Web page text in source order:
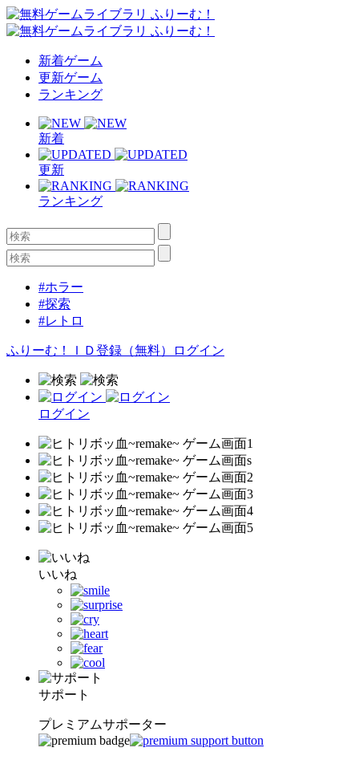
新着ゲーム
更新ゲーム
ランキング
新着
更新
ランキング
#ホラー
#探索
#レトロ
ふりーむ！ＩＤ登録（無料） ログイン
ログイン
いいね
サポート
プレミアムサポーター